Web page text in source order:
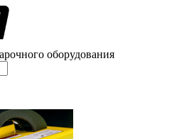
оборудования